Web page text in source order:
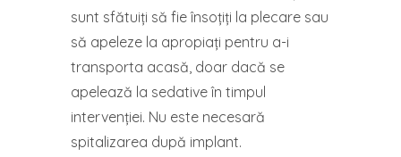
sunt sfătuiți să fie însoțiți la plecare sau
să apeleze la apropiați pentru a-i
transporta acasă, doar dacă se
apelează la sedative în timpul
intervenției. Nu este necesară
spitalizarea după implant.